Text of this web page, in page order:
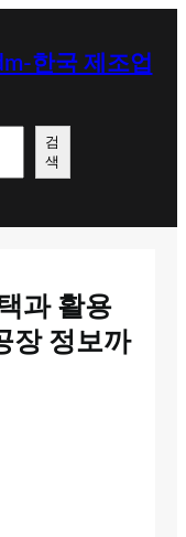
한국 제조업
검
색
과 활용
장 정보까